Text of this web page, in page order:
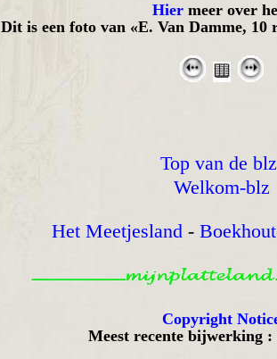
Hiermeer over
Dit is een foto van «E. Van Damme, 10
Top van de
Welkom-blz
Het Meetjesland-
Copyright
Meest recente bijwerking :